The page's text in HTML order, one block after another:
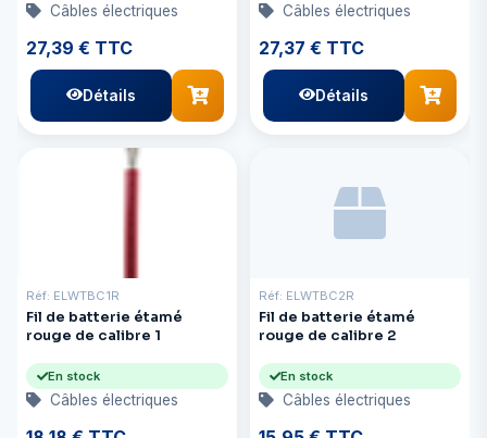
Câbles électriques
27,39 € TTC
Détails
Câbles électriques
27,37 € TTC
Détails
Réf: ELWTBC1R
Fil de batterie étamé
rouge de calibre 1
En stock
Câbles électriques
Réf: ELWTBC2R
Fil de batterie étamé
rouge de calibre 2
En stock
Câbles électriques